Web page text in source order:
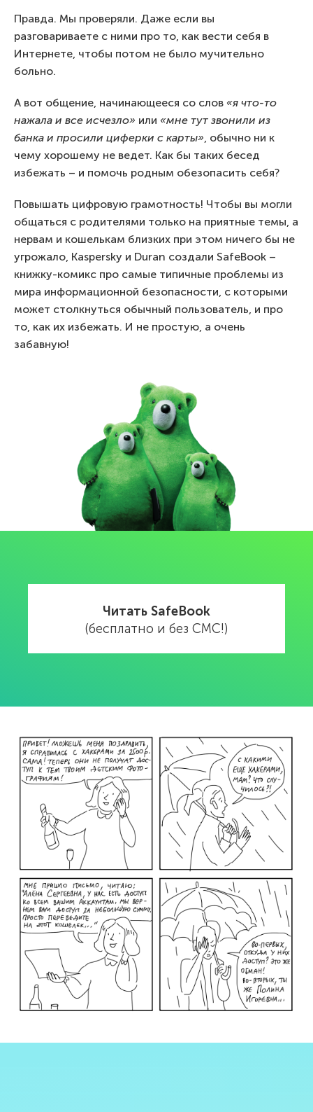
Правда. Мы проверяли. Даже если вы
разговариваете с ними про то, как вести себя в
Интернете, чтобы потом не было мучительно
больно.
А вот общение, начинающееся со слов «я что-то
нажала и все исчезло» или «мне тут звонили из
банка и просили циферки с карты», обычно ни к
чему хорошему не ведет. Как бы таких бесед
избежать – и помочь родным обезопасить себя?
Повышать цифровую грамотность! Чтобы вы могли
общаться с родителями только на приятные темы, а
нервам и кошелькам близких при этом ничего бы не
угрожало, Kaspersky и Duran создали SafeBook –
книжку-комикс про самые типичные проблемы из
мира информационной безопасности, с которыми
может столкнуться обычный пользователь, и про
то, как их избежать. И не простую, а очень
забавную!
Читать SafeBook
(бесплатно и без СМС!)